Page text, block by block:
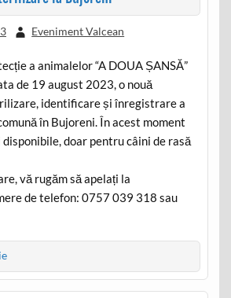
Eveniment Valcean
a animalelor “A DOUA ȘANSĂ”
de 19 august 2023, o nouă
identificare și înregistrare a
în Bujoreni. În acest moment
doar pentru câini de rasă
vă rugăm să apelați la
de telefon: 0757 039 318 sau